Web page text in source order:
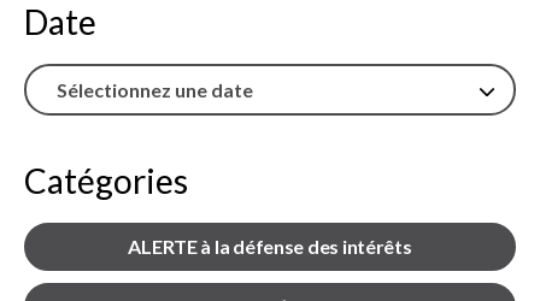
Services axés sur les pratiques
exemplaires
Show
sub
menu
Sceau d’or
menu
Événements
Show
sub
Date
Catégories
ALERTE à la défense des intérêts